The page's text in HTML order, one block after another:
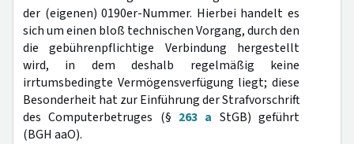
der (eigenen) 0190er-Nummer. Hierbei handelt es
sich um einen bloß technischen Vorgang, durch den
die gebührenpflichtige Verbindung hergestellt
wird, in dem deshalb regelmäßig keine
irrtumsbedingte Vermögensverfügung liegt; diese
Besonderheit hat zur Einführung der Strafvorschrift
des Computerbetruges (§ 263 a StGB) geführt
(BGH aaO).